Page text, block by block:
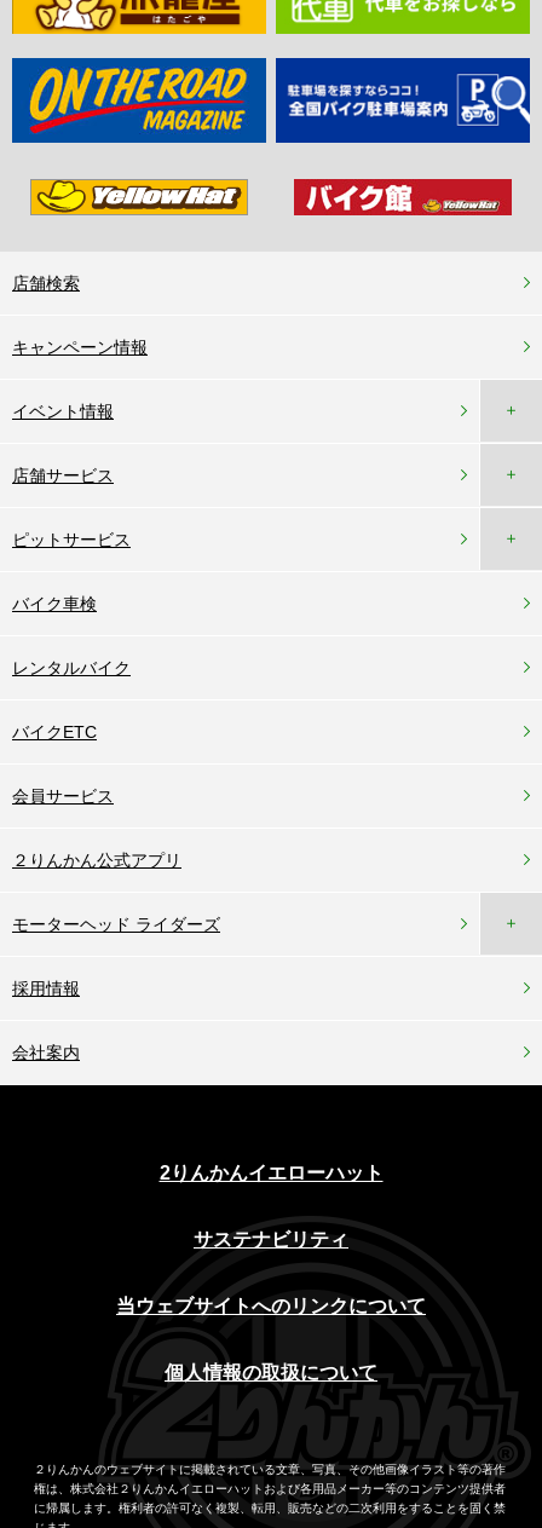
店舗検索
キャンペーン情報
イベント情報 ＋
店舗サービス ＋
ピットサービス ＋
バイク車検
レンタルバイク
バイクETC
会員サービス
２りんかん公式アプリ
モーターヘッド ライダーズ ＋
採用情報
会社案内
2りんかんイエローハット
サステナビリティ
当ウェブサイトへのリンクについて
個人情報の取扱について
２りんかんのウェブサイトに掲載されている文章、写真、その他画像イラスト等の著作
権は、株式会社２りんかんイエローハットおよび各用品メーカー等のコンテンツ提供者
に帰属します。権利者の許可なく複製、転用、販売などの二次利用をすることを固く禁